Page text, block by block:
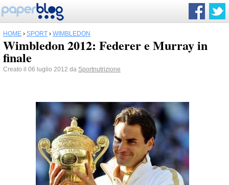
HOME › SPORT › WIMBLEDON
Wimbledon 2012: Federer e Murray in
finale
Creato il 06 luglio 2012 da Sportnutrizione